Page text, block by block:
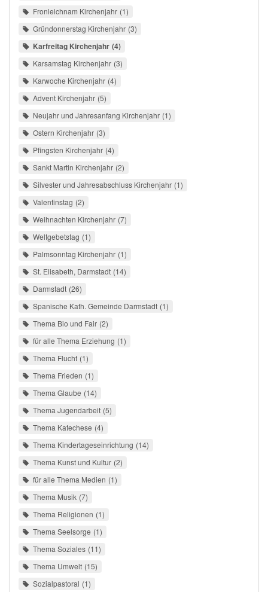
Fronleichnam Kirchenjahr 1
Gründonnerstag Kirchenjahr 3
Karfreitag Kirchenjahr 4
Karsamstag Kirchenjahr 3
Karwoche Kirchenjahr 4
Advent Kirchenjahr 5
Neujahr und Jahresanfang Kirchenjahr 1
Ostern Kirchenjahr 3
Pfingsten Kirchenjahr 4
Sankt Martin Kirchenjahr 2
Silvester und Jahresabschluss Kirchenjahr 1
Valentinstag 2
Weihnachten Kirchenjahr 7
Weltgebetstag 1
Palmsonntag Kirchenjahr 1
St. Elisabeth, Darmstadt 14
Darmstadt 26
Spanische Kath. Gemeinde Darmstadt 1
Thema Bio und Fair 2
für alle Thema Erziehung 1
Thema Flucht 1
Thema Frieden 1
Thema Glaube 14
Thema Jugendarbeit 5
Thema Katechese 4
Thema Kindertageseinrichtung 14
Thema Kunst und Kultur 2
für alle Thema Medien 1
Thema Musik 7
Thema Religionen 1
Thema Seelsorge 1
Thema Soziales 11
Thema Umwelt 15
Sozialpastoral 1